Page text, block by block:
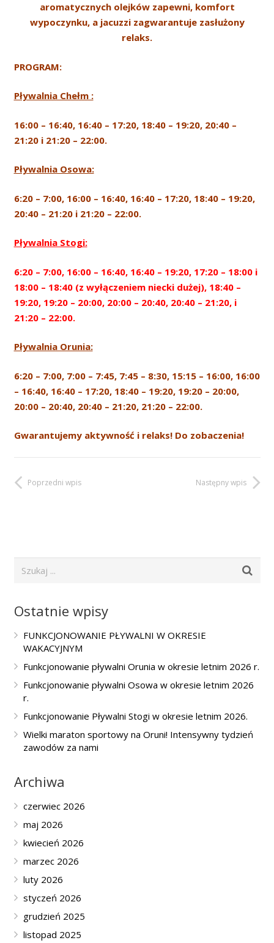
aromatycznych olejków zapewni, komfort
wypoczynku, a jacuzzi zagwarantuje zasłużony
relaks.
PROGRAM:
Pływalnia Chełm :
16:00 – 16:40, 16:40 – 17:20, 18:40 – 19:20, 20:40 –
21:20 i 21:20 – 22:00.
Pływalnia Osowa:
6:20 – 7:00, 16:00 – 16:40, 16:40 – 17:20, 18:40 – 19:20,
20:40 – 21:20 i 21:20 – 22:00.
Pływalnia Stogi:
6:20 – 7:00, 16:00 – 16:40, 16:40 – 19:20, 17:20 – 18:00 i
18:00 – 18:40 (z wyłączeniem niecki dużej), 18:40 –
19:20, 19:20 – 20:00, 20:00 – 20:40, 20:40 – 21:20, i
21:20 – 22:00.
Pływalnia Orunia:
6:20 – 7:00, 7:00 – 7:45, 7:45 – 8:30, 15:15 – 16:00, 16:00
– 16:40, 16:40 – 17:20, 18:40 – 19:20, 19:20 – 20:00,
20:00 – 20:40, 20:40 – 21:20, 21:20 – 22:00.
Gwarantujemy aktywność i relaks! Do zobaczenia!
Poprzedni wpis Następny wpis
Ostatnie wpisy
FUNKCJONOWANIE PŁYWALNI W OKRESIE
WAKACYJNYM
Funkcjonowanie pływalni Orunia w okresie letnim 2026 r.
Funkcjonowanie pływalni Osowa w okresie letnim 2026
r.
Funkcjonowanie Pływalni Stogi w okresie letnim 2026.
Wielki maraton sportowy na Oruni! Intensywny tydzień
zawodów za nami
Archiwa
czerwiec 2026
maj 2026
kwiecień 2026
marzec 2026
luty 2026
styczeń 2026
grudzień 2025
listopad 2025